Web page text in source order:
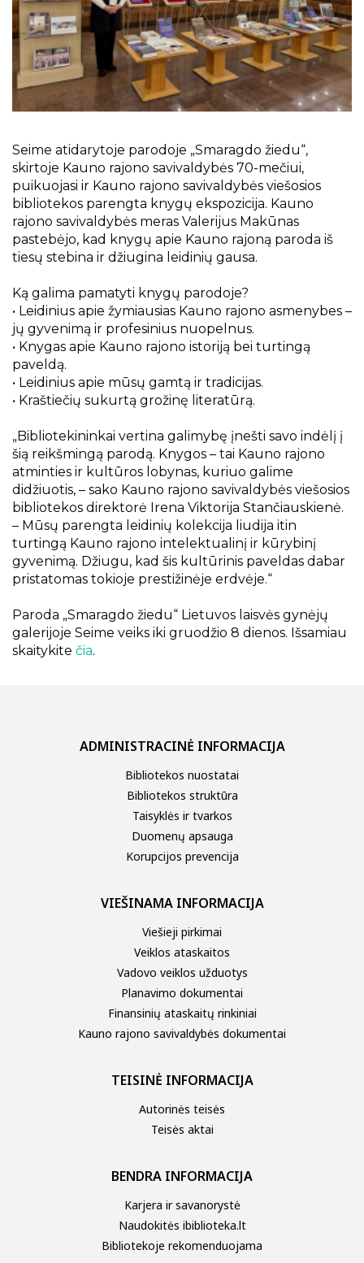
Kraštotyrinės virtualios parodos
Piligrimų keliai Kauno rajone
Seime atidarytoje parodoje „Smaragdo žiedu“,
skirtoje Kauno rajono savivaldybės 70-mečiui,
puikuojasi ir Kauno rajono savivaldybės viešosios
bibliotekos parengta knygų ekspozicija. Kauno
rajono savivaldybės meras Valerijus Makūnas
pastebėjo, kad knygų apie Kauno rajoną paroda iš
tiesų stebina ir džiugina leidinių gausa.
Ką galima pamatyti knygų parodoje?
• Leidinius apie žymiausias Kauno rajono asmenybes –
jų gyvenimą ir profesinius nuopelnus.
• Knygas apie Kauno rajono istoriją bei turtingą
paveldą.
• Leidinius apie mūsų gamtą ir tradicijas.
• Kraštiečių sukurtą grožinę literatūrą.
„Bibliotekininkai vertina galimybę įnešti savo indėlį į
šią reikšmingą parodą. Knygos – tai Kauno rajono
atminties ir kultūros lobynas, kuriuo galime
didžiuotis, – sako Kauno rajono savivaldybės viešosios
bibliotekos direktorė Irena Viktorija Stančiauskienė.
– Mūsų parengta leidinių kolekcija liudija itin
turtingą Kauno rajono intelektualinį ir kūrybinį
gyvenimą. Džiugu, kad šis kultūrinis paveldas dabar
pristatomas tokioje prestižinėje erdvėje.“
Paroda „Smaragdo žiedu“ Lietuvos laisvės gynėjų
galerijoje Seime veiks iki gruodžio 8 dienos. Išsamiau
skaitykite čia.
ADMINISTRACINĖ INFORMACIJA
Bibliotekos nuostatai
Bibliotekos struktūra
Taisyklės ir tvarkos
Duomenų apsauga
Korupcijos prevencija
VIEŠINAMA INFORMACIJA
Viešieji pirkimai
Veiklos ataskaitos
Vadovo veiklos užduotys
Planavimo dokumentai
Finansinių ataskaitų rinkiniai
Kauno rajono savivaldybės dokumentai
TEISINĖ INFORMACIJA
Autorinės teisės
Teisės aktai
BENDRA INFORMACIJA
Karjera ir savanorystė
Naudokitės ibiblioteka.lt
Bibliotekoje rekomenduojama